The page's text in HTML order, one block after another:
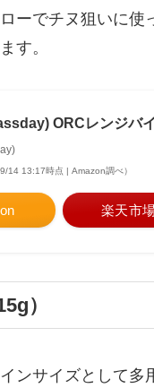
ーでチヌ狙いに
す。
ORCレンジバ
14 13:17時点 | Amazon調べ）
楽天市
）
ンサイズとして